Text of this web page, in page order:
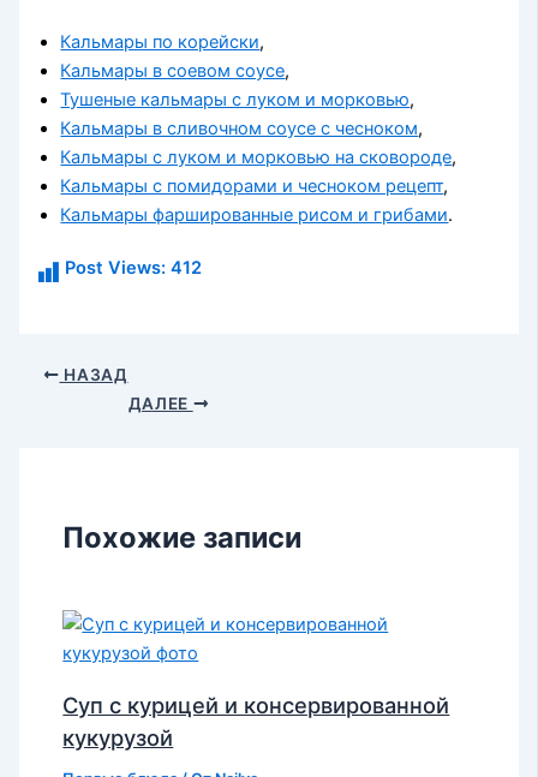
Кальмары по корейски,
Кальмары в соевом соусе,
Тушеные кальмары с луком и морковью,
Кальмары в сливочном соусе с чесноком,
Кальмары с луком и морковью на сковороде,
Кальмары с помидорами и чесноком рецепт,
Кальмары фаршированные рисом и грибами.
Post Views: 412
НАЗАД
ДАЛЕЕ
Похожие записи
Суп с курицей и консервированной
кукурузой